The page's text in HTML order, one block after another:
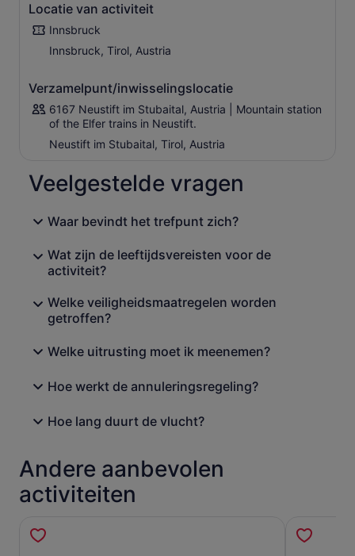
Locatie van activiteit
Innsbruck
Innsbruck, Tirol, Austria
Verzamelpunt/inwisselingslocatie
6167 Neustift im Stubaital, Austria | Mountain station
of the Elfer trains in Neustift.
Neustift im Stubaital, Tirol, Austria
Veelgestelde vragen
Waar bevindt het trefpunt zich?
Wat zijn de leeftijdsvereisten voor de
activiteit?
Welke veiligheidsmaatregelen worden
getroffen?
Welke uitrusting moet ik meenemen?
Hoe werkt de annuleringsregeling?
Hoe lang duurt de vlucht?
Andere aanbevolen
activiteiten